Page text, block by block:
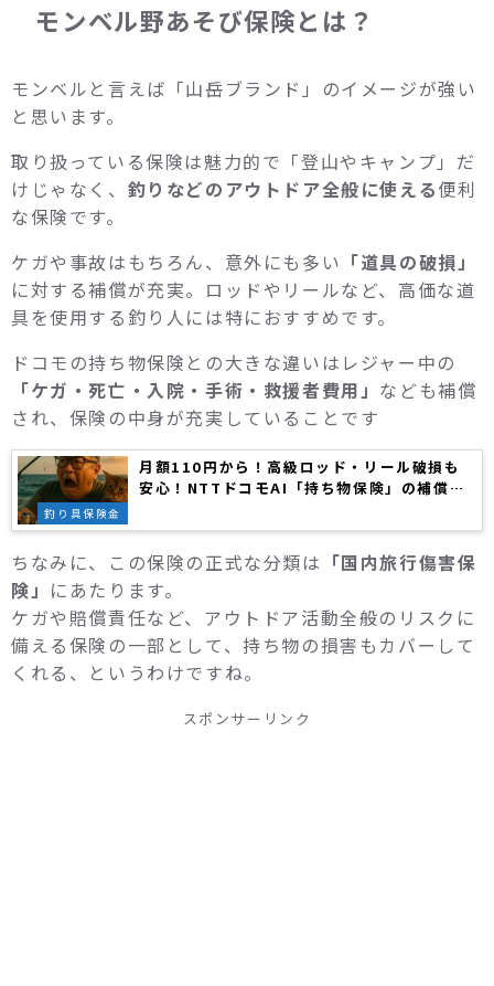
モンベル野あそび保険とは？
モンベルと言えば「山岳ブランド」のイメージが強い
と思います。
取り扱っている保険は魅力的で「登山やキャンプ」だ
けじゃなく、 釣りなどのアウトドア全般に使える便利
な保険です。
ケガや事故はもちろん、意外にも多い 「道具の破損」
に対する補償が充実。ロッドやリールなど、高価な道
具を使用する釣り人には特におすすめです。
ドコモの持ち物保険との大きな違いはレジャー中の
「ケガ・死亡・入院・手術・救援者費用」 なども補償
され、保険の中身が充実していることです
釣り具保険金
月額110円から！高級ロッド・リール破損も
安心！NTTドコモAI「持ち物保険」の補償内
ちなみに、この保険の正式な分類は 「国内旅行傷害保
険」 にあたります。
ケガや賠償責任など、アウトドア活動全般のリスクに
備える保険の一部として、持ち物の損害もカバーして
くれる、というわけですね。
スポンサーリンク